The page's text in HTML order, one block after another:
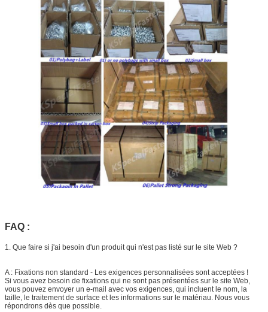
FAQ :
1. Que faire si j'ai besoin d'un produit qui n'est pas listé sur le site Web ?
A : Fixations non standard - Les exigences personnalisées sont acceptées !
Si vous avez besoin de fixations qui ne sont pas présentées sur le site Web,
vous pouvez envoyer un e-mail avec vos exigences, qui incluent le nom, la
taille, le traitement de surface et les informations sur le matériau. Nous vous
répondrons dès que possible.